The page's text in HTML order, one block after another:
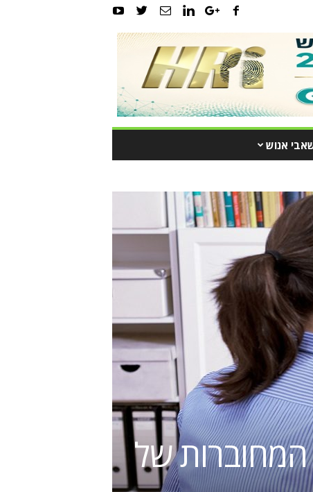
אנוש
של